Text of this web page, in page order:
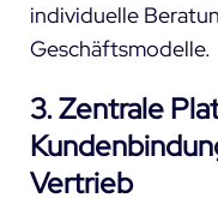
individuelle
Geschäftsmodelle.
3. Zentrale
Vertrieb